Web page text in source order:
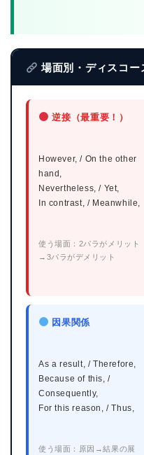
場面別・ディスコー
逆接（最重要！）
However, / On the other
hand,
Nevertheless, / Yet,
In contrast, / Meanwhile,
使う場面：2パラがメリット
→3パラがデメリット
因果関係
As a result, / Therefore,
Because of this, /
Consequently,
For this reason, / Thus,
使う場面：原因→結果の展